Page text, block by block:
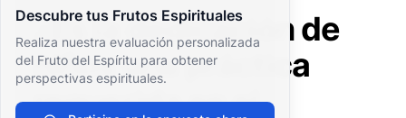
Descubre tus Frutos Espirituales
Realiza nuestra evaluación personalizada
del Fruto del Espíritu para obtener
perspectivas espirituales.
¿Es la dedicación de
niños una práctica
requerida en el